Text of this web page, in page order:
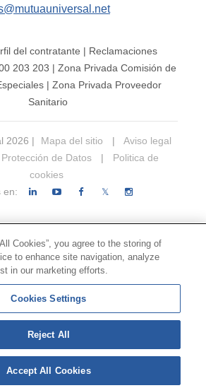
del contratante | Reclamaciones
203 203 | Zona Privada Comisión de
| Zona Privada Proveedor
Sanitario
2026 | Mapa del sitio |
Aviso legal
de Datos |
Politica de
cookies
en:
𝕏
Cookies”, you agree to the storing of
to enhance site navigation, analyze
in our marketing efforts.
Cookies Settings
Reject All
Accept All Cookies